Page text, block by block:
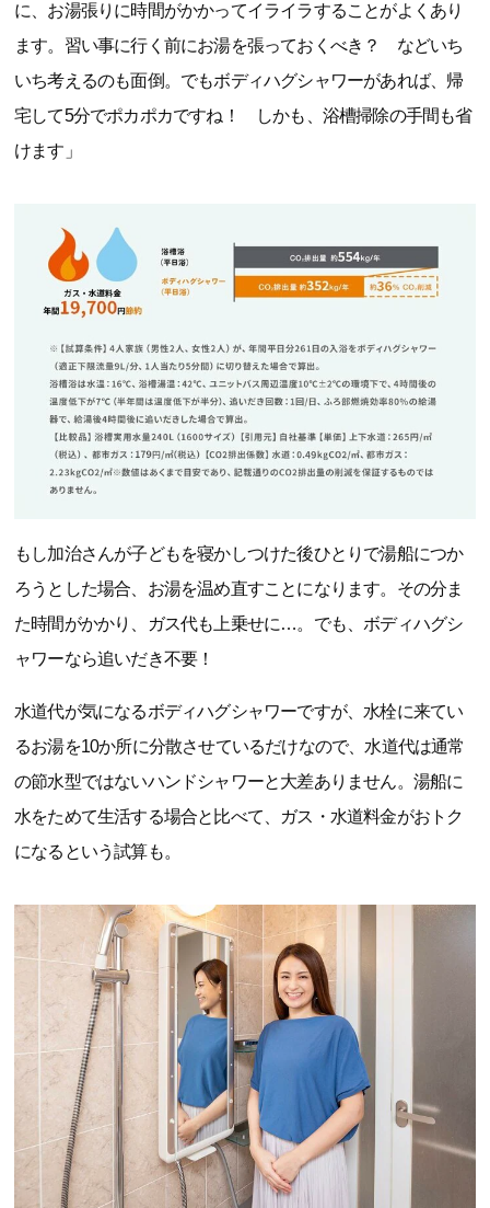
に、お湯張りに時間がかかってイライラすることがよくあり
ます。習い事に行く前にお湯を張っておくべき？ などいち
いち考えるのも面倒。でもボディハグシャワーがあれば、帰
宅して5分でポカポカですね！ しかも、浴槽掃除の手間も省
けます」
もし加治さんが子どもを寝かしつけた後ひとりで湯船につか
ろうとした場合、お湯を温め直すことになります。その分ま
た時間がかかり、ガス代も上乗せに…。でも、ボディハグシ
ャワーなら追いだき不要！
水道代が気になるボディハグシャワーですが、水栓に来てい
るお湯を10か所に分散させているだけなので、水道代は通常
の節水型ではないハンドシャワーと大差ありません。湯船に
水をためて生活する場合と比べて、ガス・水道料金がおトク
になるという試算も。